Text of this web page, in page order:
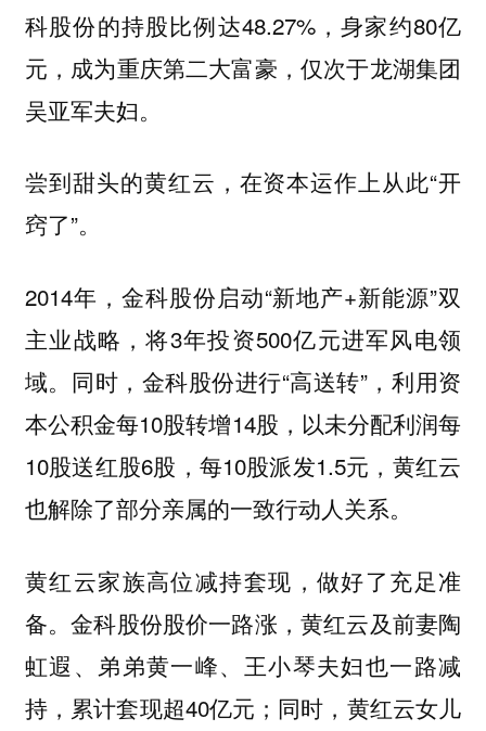
科股份的持股比例达48.27%，身家约80亿
元，成为重庆第二大富豪，仅次于龙湖集团
吴亚军夫妇。
尝到甜头的黄红云，在资本运作上从此“开
窍了”。
2014年，金科股份启动“新地产+新能源”双
主业战略，将3年投资500亿元进军风电领
域。同时，金科股份进行“高送转”，利用资
本公积金每10股转增14股，以未分配利润每
10股送红股6股，每10股派发1.5元，黄红云
也解除了部分亲属的一致行动人关系。
黄红云家族高位减持套现，做好了充足准
备。金科股份股价一路涨，黄红云及前妻陶
虹遐、弟弟黄一峰、王小琴夫妇也一路减
持，累计套现超40亿元；同时，黄红云女儿